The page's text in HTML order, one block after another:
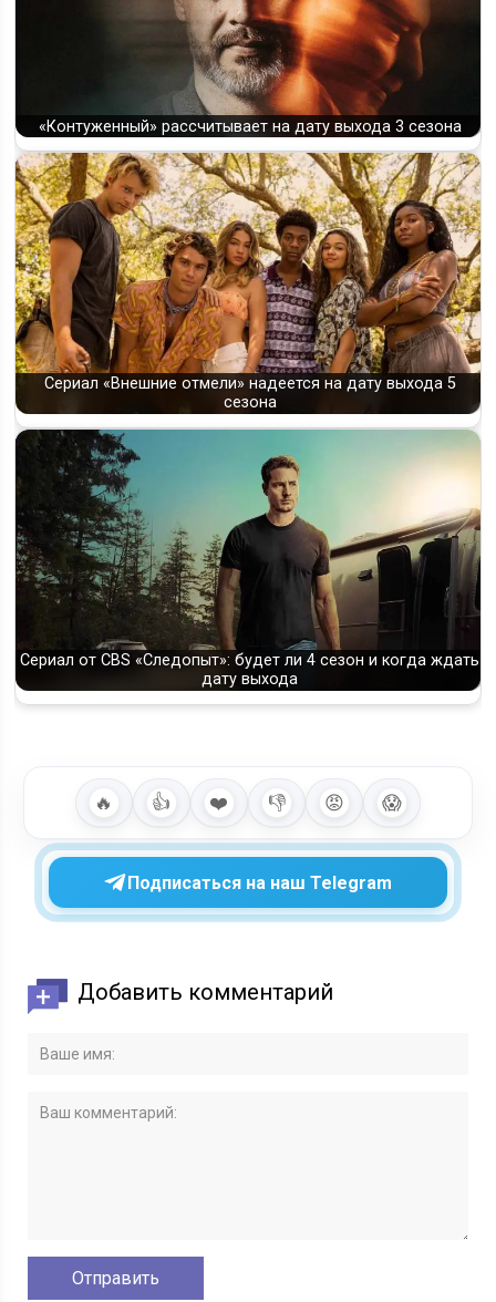
«Контуженный» рассчитывает на дату выхода 3 сезона
Сериал «Внешние отмели» надеется на дату выхода 5
сезона
Сериал от CBS «Следопыт»: будет ли 4 сезон и когда ждать
дату выхода
🔥 👍 ❤️ 👎 😡 😱
Подписаться на наш Telegram
Добавить комментарий